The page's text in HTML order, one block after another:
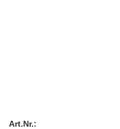
Art.Nr.: